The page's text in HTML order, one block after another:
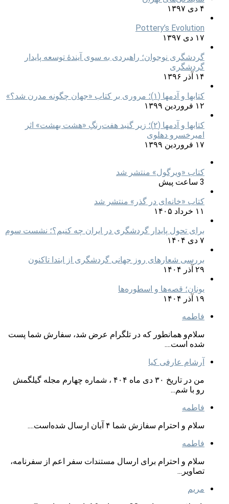
۴ دی ۱۳۹۷
Pottery’s Evolution
۱۷ دی ۱۳۹۷
گردشگری نوجوان؛ راهبردی به سوی آیندۀ توسعه پایدار
گردشگری
۱۴ آذر ۱۳۹۶
کتابها و آدمها (۱)؛ مروری بر کتاب «جهان چگونه مدرن شد؟»
۱۲ فروردین ۱۳۹۹
کتابها و آدمها (۲)؛ زیر گنبد هفت‌رنگِ «هشت بهشت» اثر
امیرخسرو دهلوی
۱۷ فروردین ۱۳۹۹
کتاب «ویرگول» منتشر شد
3 ساعت پیش
کتاب «خانه‌ای در گذر» منتشر شد
۱۱ خرداد ۱۴۰۵
برای تحول پایدار گردشگری در ایران چه کنیم؟؛ نشست سوم
۷ دی ۱۴۰۴
بررسی شعارهای روز جهانی گردشگری از ابتدا تاکنون
۲۹ آذر ۱۴۰۴
یونان؛ قصه‌ها و اسطوره‌ها
۱۹ آذر ۱۴۰۴
فاطمه
سلام‌و همانطور که در تلگرام عرض شد، سفارش شما پست
شده است....
آرشام عارفی کیا
من در تاریخ ۳۰ دی ماه ۴۰۴ ، شماره چهارم مجله گیلگمش
رو با شم...
فاطمه
سلام و احترام سفازش شما ۴ آبان ارسال شده‌است....
فاطمه
سلام و احترام برای ارسال مستندات سفر اعم از سفرنامه،
تصاویر...
مریم